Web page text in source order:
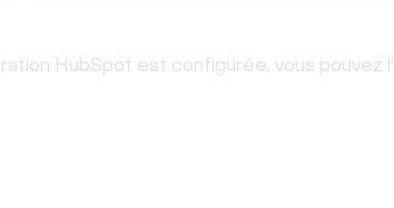
HubSpot est configurée, vous pouvez l'